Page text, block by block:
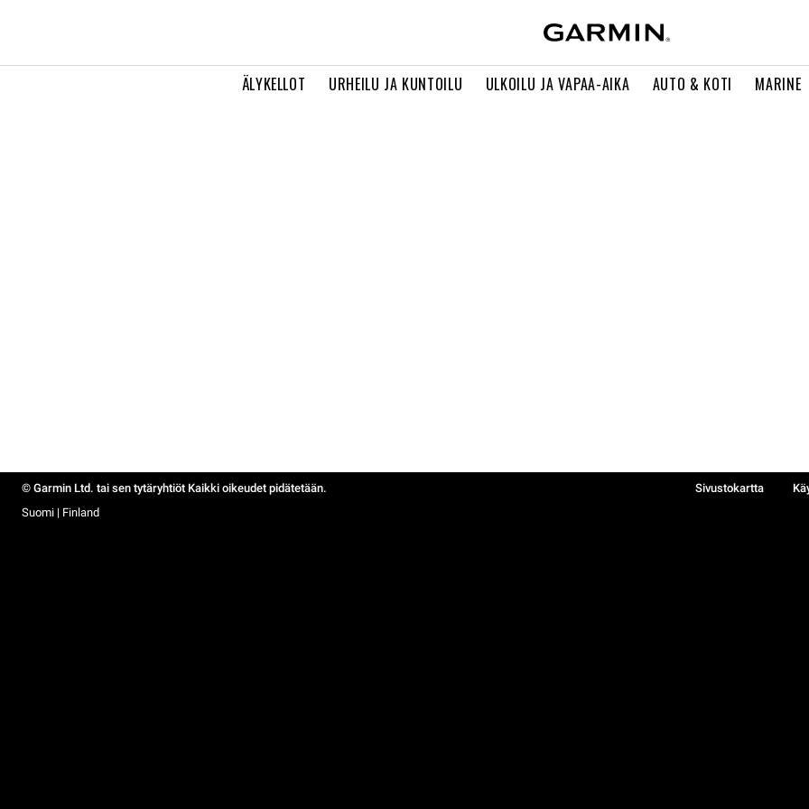
ÄLYKELLOT URHEILU JA KUNTOILU ULKOILU JA VAPAA-AIKA AUTO & KOTI MARINE
© Garmin Ltd. tai sen tytäryhtiöt Kaikki oikeudet pidätetään. Sivustokartta
Suomi | Finland